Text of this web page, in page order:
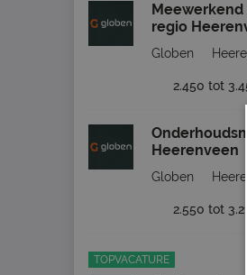
regio
Globen
2.450 tot
Heerenveen
Globen
2.550 tot
TOPVACATURE